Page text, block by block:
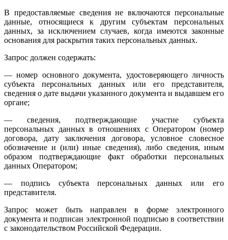
В предоставляемые сведения не включаются персональные
данные, относящиеся к другим субъектам персональных
данных, за исключением случаев, когда имеются законные
основания для раскрытия таких персональных данных.
Запрос должен содержать:
— номер основного документа, удостоверяющего личность
субъекта персональных данных или его представителя,
сведения о дате выдачи указанного документа и выдавшем его
органе;
— сведения, подтверждающие участие субъекта
персональных данных в отношениях с Оператором (номер
договора, дату заключения договора, условное словесное
обозначение и (или) иные сведения), либо сведения, иным
образом подтверждающие факт обработки персональных
данных Оператором;
— подпись субъекта персональных данных или его
представителя.
Запрос может быть направлен в форме электронного
документа и подписан электронной подписью в соответствии
с законодательством Российской Федерации.